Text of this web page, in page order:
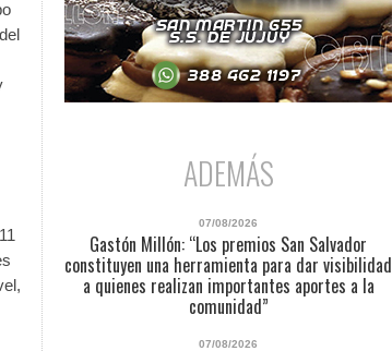
ADEMÁS
07/08/2026
Gastón Millón: “Los premios San Salvador
constituyen una herramienta para dar visibilidad
a quienes realizan importantes aportes a la
comunidad”
07/08/2026